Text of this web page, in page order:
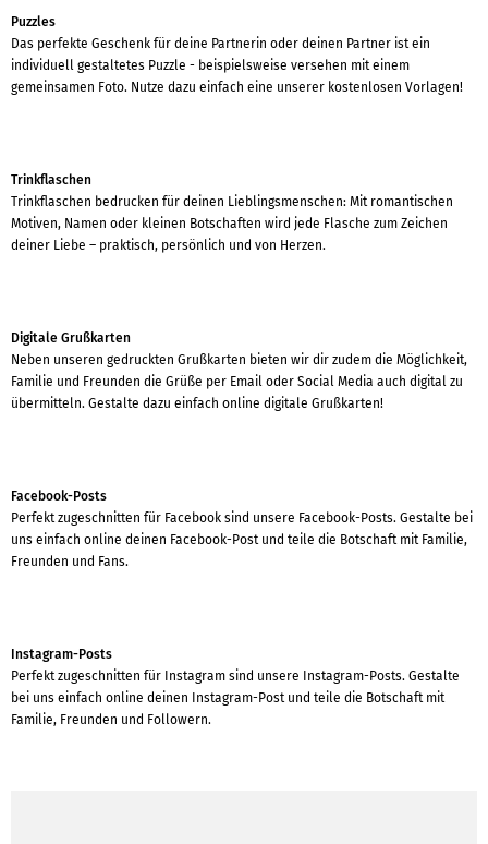
Puzzles
Das perfekte Geschenk für deine Partnerin oder deinen Partner ist ein
individuell gestaltetes Puzzle - beispielsweise versehen mit einem
gemeinsamen Foto. Nutze dazu einfach eine unserer kostenlosen Vorlagen!
Trinkflaschen
Trinkflaschen bedrucken für deinen Lieblingsmenschen: Mit romantischen
Motiven, Namen oder kleinen Botschaften wird jede Flasche zum Zeichen
deiner Liebe – praktisch, persönlich und von Herzen.
Digitale Grußkarten
Neben unseren gedruckten Grußkarten bieten wir dir zudem die Möglichkeit,
Familie und Freunden die Grüße per Email oder Social Media auch digital zu
übermitteln. Gestalte dazu einfach online digitale Grußkarten!
Facebook-Posts
Perfekt zugeschnitten für Facebook sind unsere Facebook-Posts. Gestalte bei
uns einfach online deinen Facebook-Post und teile die Botschaft mit Familie,
Freunden und Fans.
Instagram-Posts
Perfekt zugeschnitten für Instagram sind unsere Instagram-Posts. Gestalte
bei uns einfach online deinen Instagram-Post und teile die Botschaft mit
Familie, Freunden und Followern.